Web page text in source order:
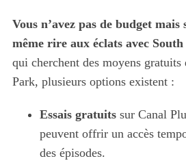
Vous n’avez pas de budget
même rire aux éclats avec
qui cherchent des moyens gratuits
Park, plusieurs options existent :
Essais gratuitssur Canal
peuvent offrir un accès
des épisodes.